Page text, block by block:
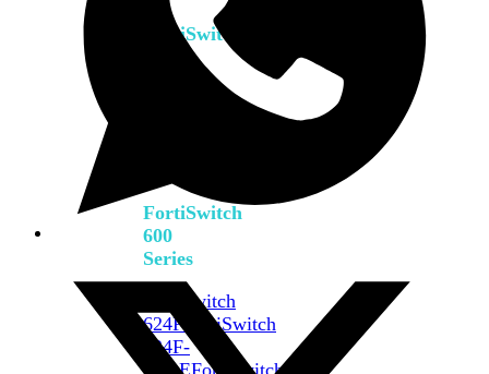
FortiSwitch
FortiSwitch
600
Series
FortiSwitch
624F FortiSwitch
624F-
FPOEFortiSwitch